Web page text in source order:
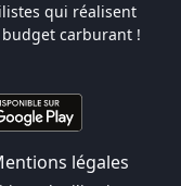
qui réalisent
carburant !
légales